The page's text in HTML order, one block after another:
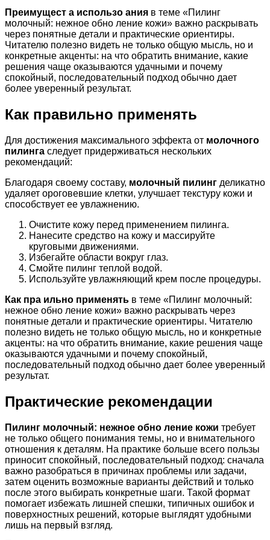
Преимущест а использо ания в теме «Пилинг
молочный: нежное обно ление кожи» важно раскрывать
через понятные детали и практические ориентиры.
Читателю полезно видеть не только общую мысль, но и
конкретные акценты: на что обратить внимание, какие
решения чаще оказываются удачными и почему
спокойный, последовательный подход обычно дает
более уверенный результат.
Как правильно применять
Для достижения максимального эффекта от молочного
пилинга следует придерживаться нескольких
рекомендаций:
Благодаря своему составу, молочный пилинг деликатно
удаляет ороговевшие клетки, улучшает текстуру кожи и
способствует ее увлажнению.
Очистите кожу перед применением пилинга.
Нанесите средство на кожу и массируйте
круговыми движениями.
Избегайте области вокруг глаз.
Смойте пилинг теплой водой.
Используйте увлажняющий крем после процедуры.
Как пра ильно применять в теме «Пилинг молочный:
нежное обно ление кожи» важно раскрывать через
понятные детали и практические ориентиры. Читателю
полезно видеть не только общую мысль, но и конкретные
акценты: на что обратить внимание, какие решения чаще
оказываются удачными и почему спокойный,
последовательный подход обычно дает более уверенный
результат.
Практические рекомендации
Пилинг молочный: нежное обно ление кожи требует
не только общего понимания темы, но и внимательного
отношения к деталям. На практике больше всего пользы
приносит спокойный, последовательный подход: сначала
важно разобраться в причинах проблемы или задачи,
затем оценить возможные варианты действий и только
после этого выбирать конкретные шаги. Такой формат
помогает избежать лишней спешки, типичных ошибок и
поверхностных решений, которые выглядят удобными
лишь на первый взгляд.